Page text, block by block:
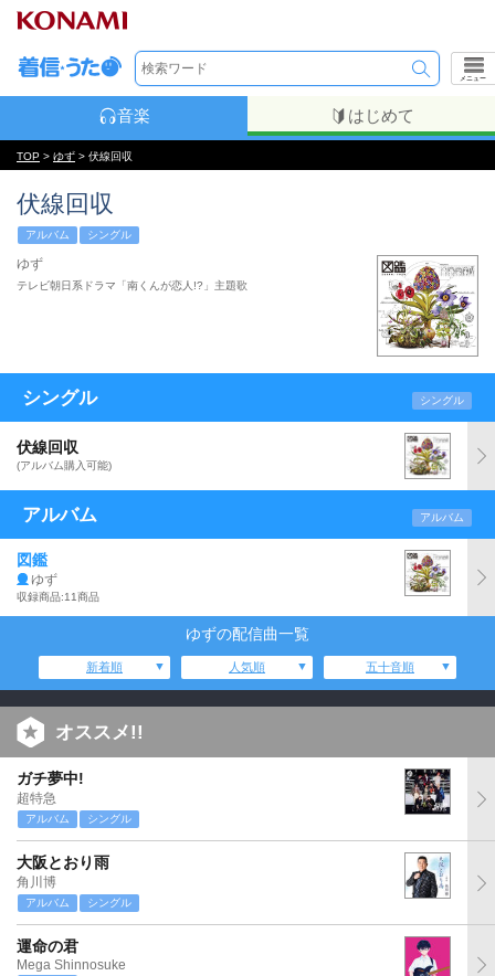
メニュー
音楽 はじめて
TOP > ゆず > 伏線回収
伏線回収
アルバム シングル
ゆず
テレビ朝日系ドラマ「南くんが恋人!?」主題歌
シングル シングル
伏線回収
(アルバム購入可能)
アルバム アルバム
図鑑
ゆず
収録商品:11商品
ゆずの配信曲一覧
新着順 人気順 五十音順
オススメ!!
ガチ夢中!
超特急
アルバム シングル
大阪とおり雨
角川博
アルバム シングル
運命の君
Mega Shinnosuke